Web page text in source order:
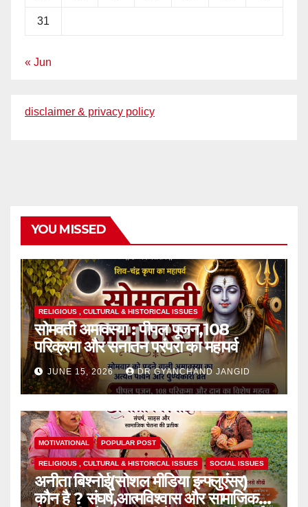
31
« Jun
disclaimer & privacy policy
YOU MISSED
RELIGIOUS , CULTURAL & HISTORICAL ISSUES
सोमवती अमावस्या : पीपल पूजन,108
परिक्रमा और सनातन परंपरा का महापर्व
JUNE 15, 2026 DR GYANCHAND JANGID
MOTIVATIONAL POPULAR POST
RELIGIOUS , CULTURAL & HISTORICAL ISSUES SOCIAL ISSUES
अनीता बिश्नोई(सोशल मीडिया इन्फ्लुएंसर)
कौन है ? संघर्ष,आत्मविश्वास और सामाजिक